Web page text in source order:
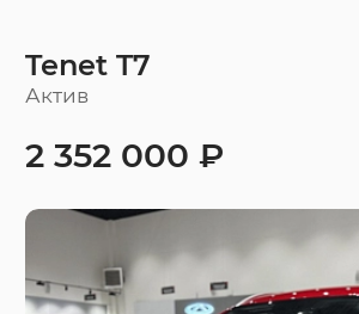
Tenet T7
Актив
2 352 000 ₽